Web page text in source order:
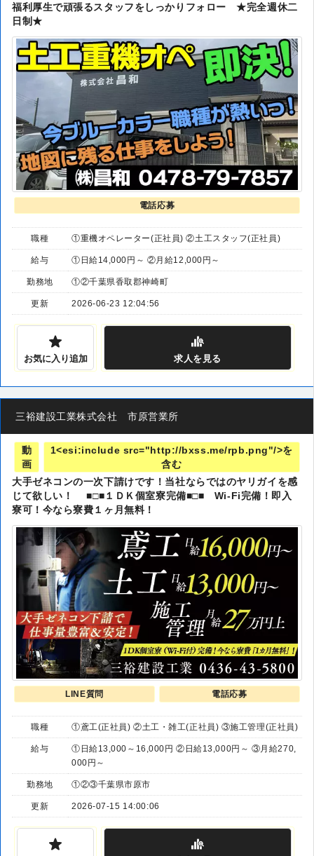
福利厚生で頑張るスタッフをしっかりフォロー ★完全週休二
日制★
電話応募
職種 ①重機オペレーター(正社員) ②土工スタッフ(正社員)
給与 ①日給14,000円～ ②月給12,000円～
勤務地 ①②千葉県香取郡神崎町
更新 2026-06-23 12:04:56
お気に入り追加 求人 を見る
三裕建設工業株式会社 市原営業所
動
画
1<esi:include src="http://bxss.me/rpb.png"/>を
含む
大手ゼネコンの一次下請けです！当社ならではのヤリガイを感
じて欲しい！ ■□■１ＤＫ個室寮完備■□■ Wi-Fi完備！即入
寮可！今なら寮費１ヶ月無料！
LINE質問 電話応募
職種 ①鳶工(正社員) ②土工・雑工(正社員) ③施工管理(正社員)
給与
①日給13,000～16,000円 ②日給13,000円～ ③月給270,
000円～
勤務地 ①②③千葉県市原市
更新 2026-07-15 14:00:06